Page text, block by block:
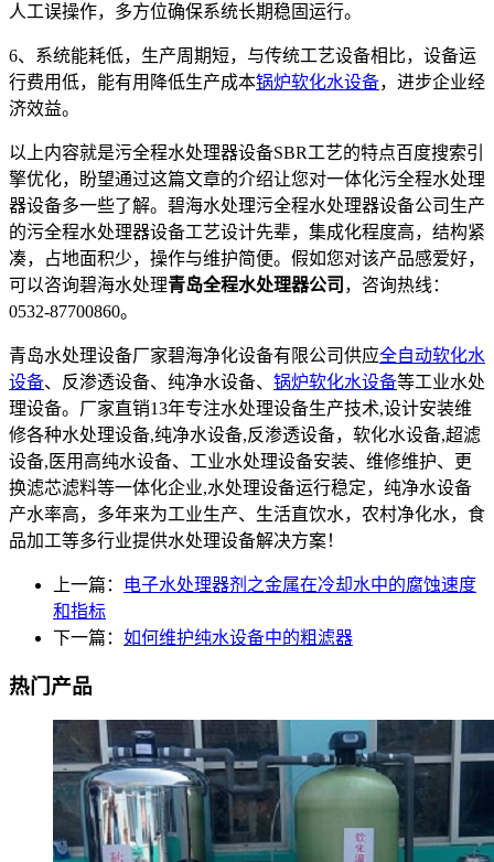
人工误操作，多方位确保系统长期稳固运行。
6、系统能耗低，生产周期短，与传统工艺设备相比，设备运
行费用低，能有用降低生产成本锅炉软化水设备，进步企业经
济效益。
以上内容就是污全程水处理器设备SBR工艺的特点百度搜索引
擎优化，盼望通过这篇文章的介绍让您对一体化污全程水处理
器设备多一些了解。碧海水处理污全程水处理器设备公司生产
的污全程水处理器设备工艺设计先辈，集成化程度高，结构紧
凑，占地面积少，操作与维护简便。假如您对该产品感爱好，
可以咨询碧海水处理青岛全程水处理器公司 ，咨询热线：
0532-87700860。
青岛水处理设备厂家碧海净化设备有限公司供应全自动软化水
设备、反渗透设备、纯净水设备、 锅炉软化水设备等工业水处
理设备。厂家直销13年专注水处理设备生产技术,设计安装维
修各种水处理设备,纯净水设备,反渗透设备，软化水设备,超滤
设备,医用高纯水设备、工业水处理设备安装、维修维护、更
换滤芯滤料等一体化企业,水处理设备运行稳定，纯净水设备
产水率高，多年来为工业生产、生活直饮水，农村净化水，食
品加工等多行业提供水处理设备解决方案！
上一篇：
电子水处理器剂之金属在冷却水中的腐蚀速度
和指标
下一篇： 如何维护纯水设备中的粗滤器
热门产品